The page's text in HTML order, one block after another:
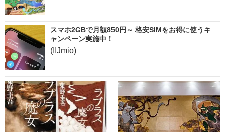
スマホ2GBで月額850円～ 格安SIMをお得に使うキ
ャンペーン実施中！
(IIJmio)